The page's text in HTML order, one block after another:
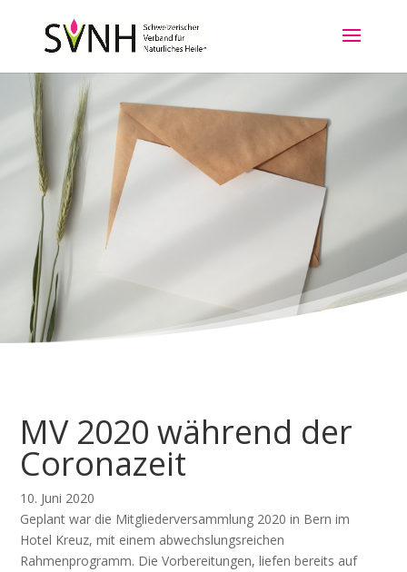
MV 2020 während der
Coronazeit
10. Juni 2020
Geplant war die Mitgliederversammlung 2020 in Bern im
Hotel Kreuz, mit einem abwechslungsreichen
Rahmenprogramm. Die Vorbereitungen, liefen bereits auf